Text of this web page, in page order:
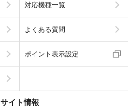
対応機種一覧
よくある質問
ポイント表示設定
サイト情報